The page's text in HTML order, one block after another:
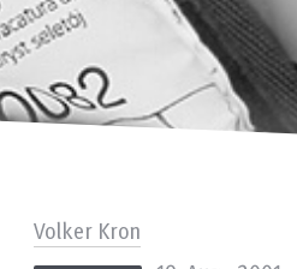
Volker Kron